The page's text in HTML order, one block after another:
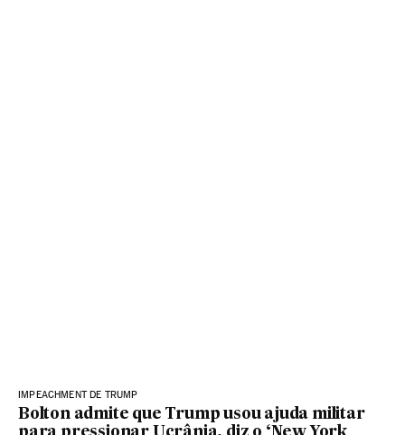
IMPEACHMENT DE TRUMP
Bolton admite que Trump usou ajuda militar